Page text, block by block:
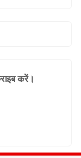
करें।